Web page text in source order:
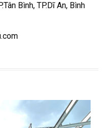
Bình, TP.Dĩ An, Bình